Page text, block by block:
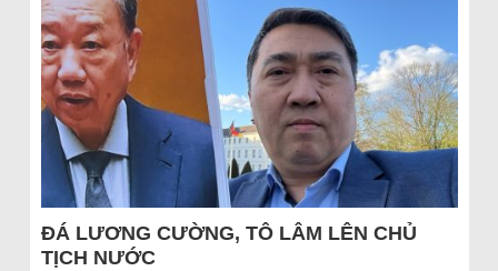
ĐÁ LƯƠNG CƯỜNG, TÔ LÂM LÊN CHỦ
TỊCH NƯỚC